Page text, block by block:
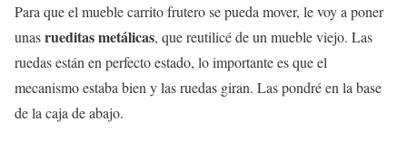
Para que el mueble carrito frutero se pueda mover, le voy a poner
unasrueditas metálicas, que reutilicé de un mueble viejo. Las
ruedas están en perfecto estado, lo importante es que el
mecanismo estaba bien y las ruedas giran. Las pondré en la base
de la caja de abajo.